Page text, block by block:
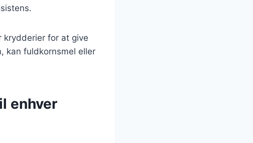
krydderier for at give
kan fuldkornsmel eller
enhver